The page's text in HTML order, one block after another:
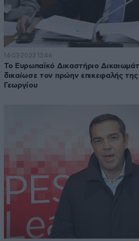
14·03·2023 13:46
Το Ευρωπαϊκό Δικαστήριο
δικαίωσε τον πρώην επικεφαλής
Γεωργίου